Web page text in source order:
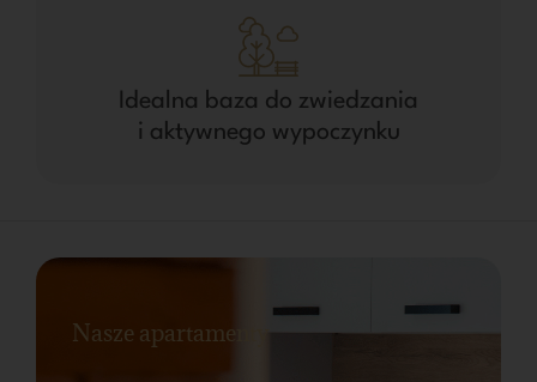
Idealna baza do zwiedzania
i aktywnego wypoczynku
Nasze apartamenty